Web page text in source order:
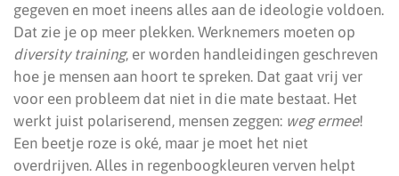
gegeven en moet ineens alles aan de ideologie voldoen.
Dat zie je op meer plekken. Werknemers moeten op
diversity training, er worden handleidingen geschreven
hoe je mensen aan hoort te spreken. Dat gaat vrij ver
voor een probleem dat niet in die mate bestaat. Het
werkt juist polariserend, mensen zeggen: weg ermee!
Een beetje roze is oké, maar je moet het niet
overdrijven. Alles in regenboogkleuren verven helpt